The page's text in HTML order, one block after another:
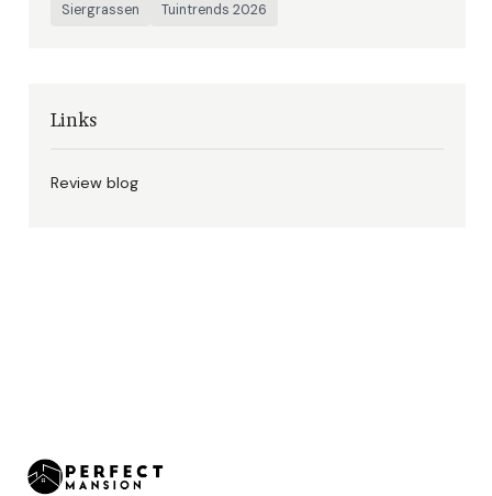
Siergrassen Tuintrends 2026
Links
Review blog